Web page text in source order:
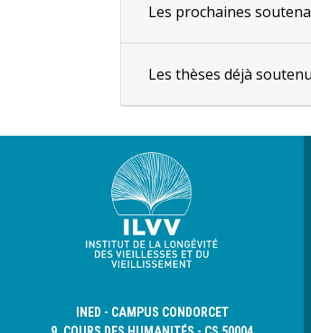
Les prochaines
Les thèses déjà
INED - CAMPUS CONDORCET